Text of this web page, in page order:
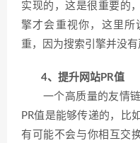
实现的，这是很重要的
擎才会重视你，这里所
重，因为搜索引擎并没有
4、提升网站PR值
一个高质量的友情链
PR值是能够传递的，比
有可能不会与你相互交